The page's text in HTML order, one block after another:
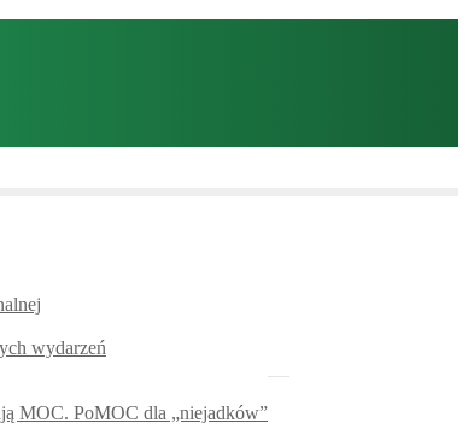
wydarzeń
MOC. PoMOC dla „niejadków”